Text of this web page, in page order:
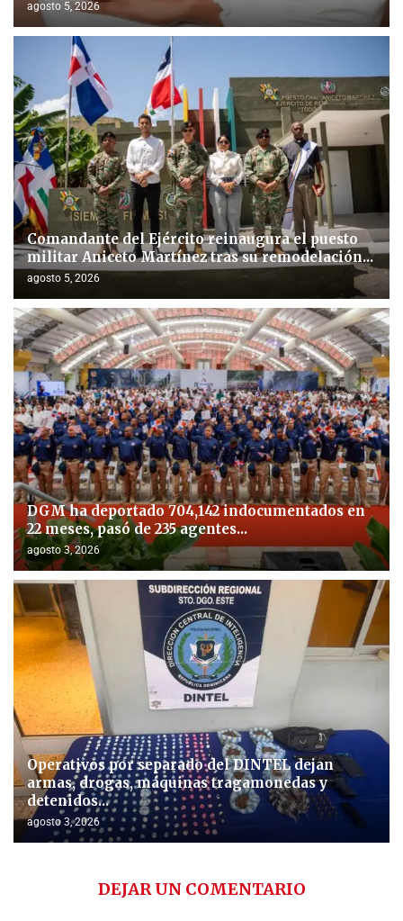
agosto 5, 2026
Comandante del Ejército reinaugura el puesto
militar Aniceto Martínez tras su remodelación...
agosto 5, 2026
DGM ha deportado 704,142 indocumentados en
22 meses, pasó de 235 agentes...
agosto 3, 2026
Operativos por separado del DINTEL dejan
armas, drogas, máquinas tragamonedas y
detenidos...
agosto 3, 2026
DEJAR UN COMENTARIO